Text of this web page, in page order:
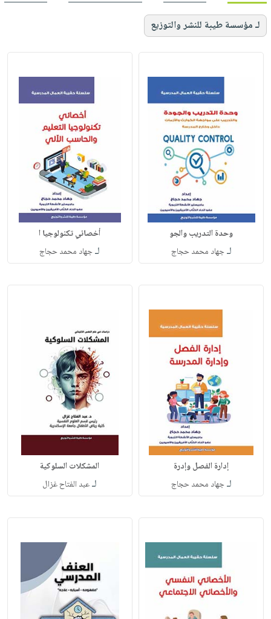
لـ مؤسسة طيبة للنشر والتوزيع
وحدة التدريب والجو
لـجهاد محمد حجاج
أخصائي تكنولوجيا ا
لـجهاد محمد حجاج
إدارة الفصل وإدرة
لـجهاد محمد حجاج
المشكلات السلوكية
لـعبد الفتاح غزال